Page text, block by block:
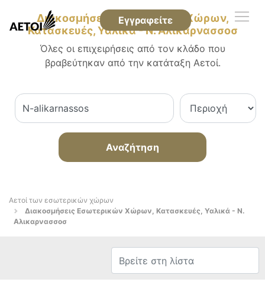
Εγγραφείτε
Διακοσμήσεις Εσωτερικών Χώρων,
Κατασκευές, Υαλικά - Ν. Αλικαρνασσοσ
Όλες οι επιχειρήσεις από τον κλάδο που
βραβεύτηκαν από την κατάταξη Αετοί.
Αναζήτηση
Αετοί των εσωτερικών χώρων
Διακοσμήσεις Εσωτερικών Χώρων, Κατασκευές, Υαλικά - Ν.
Αλικαρνασσοσ